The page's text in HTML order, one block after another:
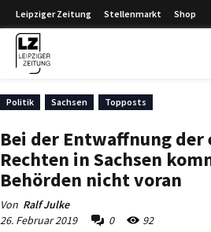
Leipziger Zeitung Stellenmarkt Shop
Politik Sachsen Topposts
Bei der Entwaffnung der
Rechten in Sachsen
Behörden nicht voran
Von Ralf Julke
26. Februar 2019
0 92